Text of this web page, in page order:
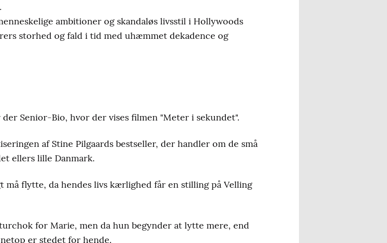
ambitioner og skandaløs livsstil i Hollywoods
storhed og fald i tid med uhæmmet dekadence og
Senior-Bio, hvor der vises filmen "Meter i sekundet".
af Stine Pilgaards bestseller, der handler om de små
ellers lille Danmark.
flytte, da hendes livs kærlighed får en stilling på Velling
for Marie, men da hun begynder at lytte mere, end
er stedet for hende.